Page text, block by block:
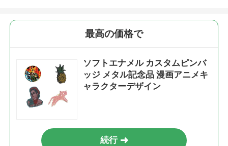
最高の価格で
ソフトエナメル カスタムピンバ
ッジ メタル記念品 漫画アニメキ
ャラクターデザイン
続行